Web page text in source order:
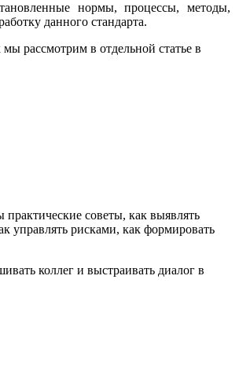
нормы, процессы, методы,
данного стандарта.
рассмотрим в отдельной статье в
советы, как выявлять
управлять рисками, как формировать
коллег и выстраивать диалог в